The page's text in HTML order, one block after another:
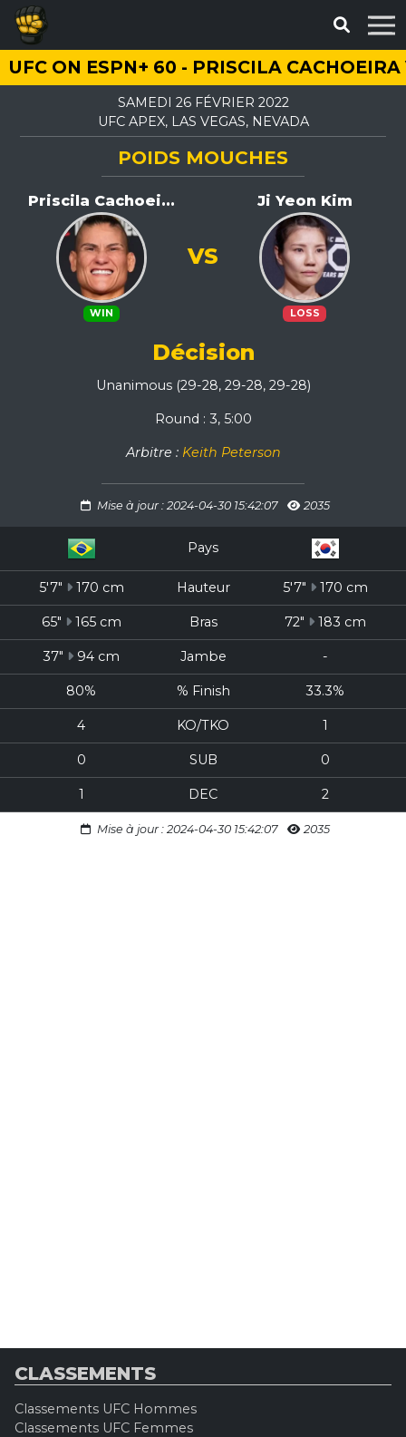
UFC ON ESPN+ 60 - PRISCILA
SAMEDI 26 FÉVRIER 2022
UFC APEX, LAS VEGAS, NEVADA
POIDS MOUCHES
Priscila Cachoei...
WIN
Ji Yeon Kim
LOSS
VS
Décision
Unanimous (29-28, 29-28, 29-28)
Round : 3, 5:00
Arbitre : Keith Peterson
Mise à jour : 2024-04-30 15:42:07 2035
Pays
5'7" 170 cm Hauteur 5'7" 170 cm
65" 165 cm Bras 72" 183 cm
37" 94 cm Jambe -
80% % Finish 33.3%
4 KO/TKO 1
0 SUB 0
1 DEC 2
Mise à jour : 2024-04-30 15:42:07 2035
CLASSEMENTS
Classements UFC Hommes
Classements UFC Femmes